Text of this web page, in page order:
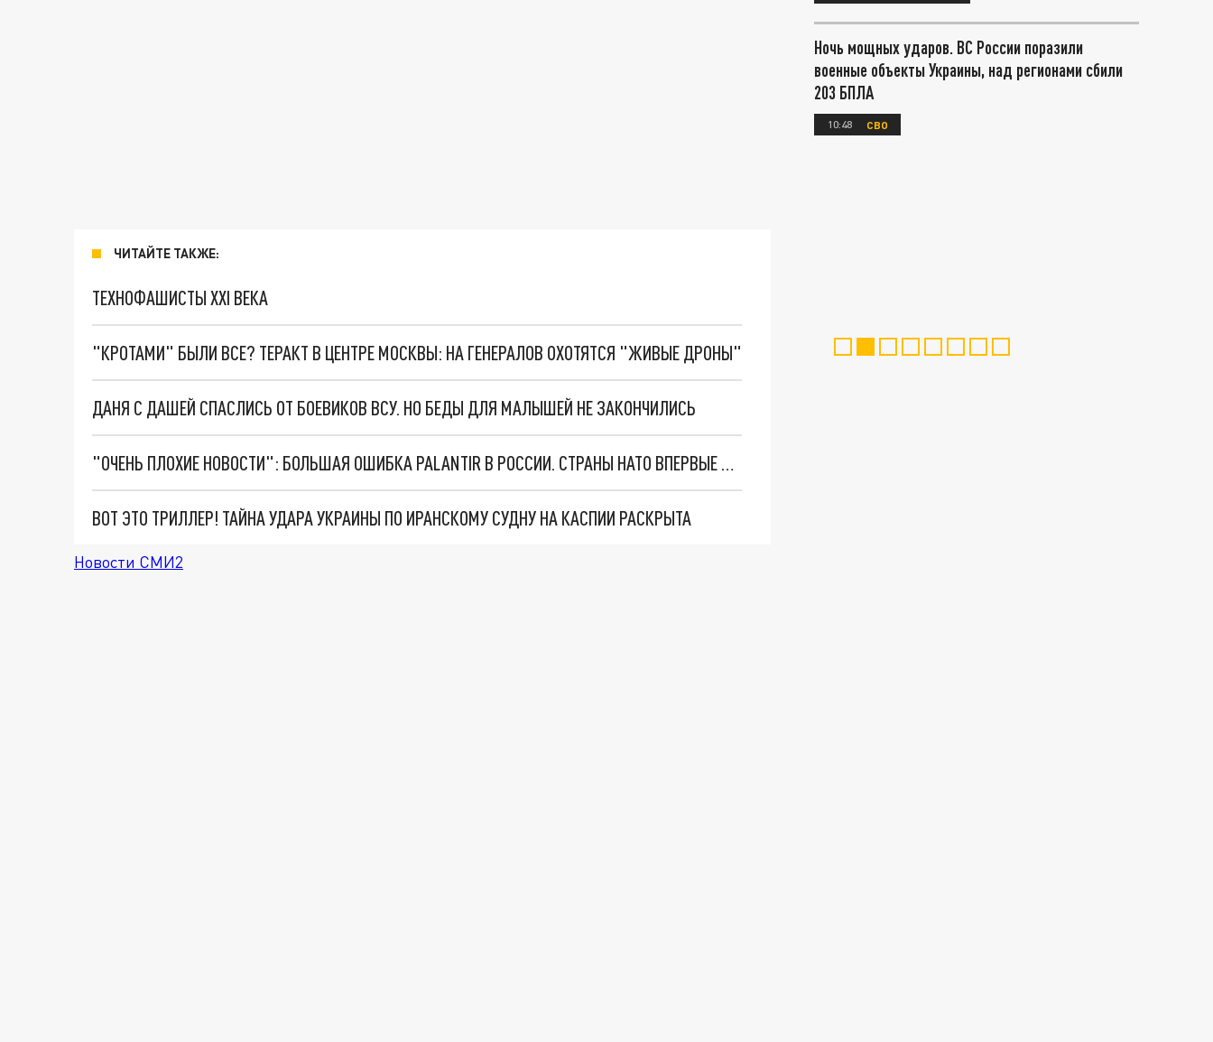
ЧИТАЙТЕ ТАКЖЕ:
ТЕХНОФАШИСТЫ XXI ВЕКА
"КРОТАМИ" БЫЛИ ВСЕ? ТЕРАКТ В ЦЕНТРЕ МОСКВЫ: НА ГЕНЕРАЛОВ ОХОТЯТСЯ "ЖИВЫЕ ДРОНЫ"
ДАНЯ С ДАШЕЙ СПАСЛИСЬ ОТ БОЕВИКОВ ВСУ. НО БЕДЫ ДЛЯ МАЛЫШЕЙ НЕ ЗАКОНЧИЛИСЬ
"ОЧЕНЬ ПЛОХИЕ НОВОСТИ": БОЛЬШАЯ ОШИБКА PALANTIR В РОССИИ. СТРАНЫ НАТО ВПЕРВЫЕ ЗА СВО ОСТАНОВИЛИ ПОСТАВКИ ОРУЖИЯ. ВСУ ТЕРЯЮТ ПРИГРАНИЧЬЕ?
ВОТ ЭТО ТРИЛЛЕР! ТАЙНА УДАРА УКРАИНЫ ПО ИРАНСКОМУ СУДНУ НА КАСПИИ РАСКРЫТА
Новости СМИ2
Ночь мощных ударов. ВС России поразили
военные объекты Украины, над регионами сбили
203 БПЛА
10:48 СВО